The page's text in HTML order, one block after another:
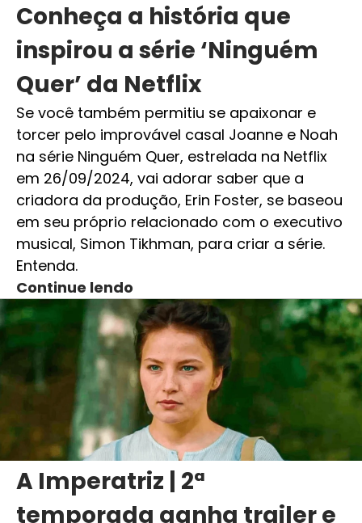
Conheça a história que
inspirou a série ‘Ninguém
Quer’ da Netflix
Se você também permitiu se apaixonar e
torcer pelo improvável casal Joanne e Noah
na série Ninguém Quer, estrelada na Netflix
em 26/09/2024, vai adorar saber que a
criadora da produção, Erin Foster, se baseou
em seu próprio relacionado com o executivo
musical, Simon Tikhman, para criar a série.
Entenda.
Continue lendo
A Imperatriz | 2ª
temporada ganha trailer e